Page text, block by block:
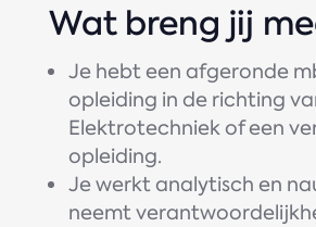
Wat breng jij
Je hebt een afgeronde
opleiding in de richting
Elektrotechniek of een
opleiding.
Je werkt analytisch en
neemt